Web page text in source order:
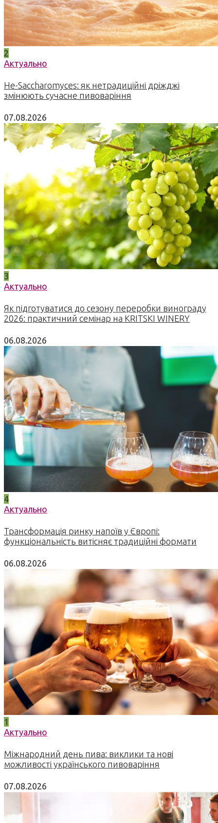
2
Актуально
Не-Saccharomyces: як нетрадиційні дріжджі
змінюють сучасне пивоваріння
07.08.2026
3
Актуально
Як підготуватися до сезону переробки винограду
2026: практичний семінар на KRITSKI WINERY
06.08.2026
4
Актуально
Трансформація ринку напоїв у Європі:
функціональність витісняє традиційні формати
06.08.2026
1
Актуально
Міжнародний день пива: виклики та нові
можливості українського пивоваріння
07.08.2026